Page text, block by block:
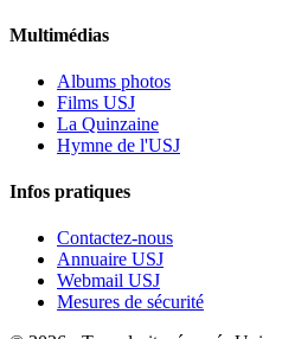
Multimédias
Albums photos
Films USJ
La Quinzaine
Hymne de l'USJ
Infos pratiques
Contactez-nous
Annuaire USJ
Webmail USJ
Mesures de sécurité